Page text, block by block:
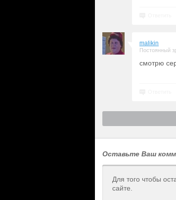
malikin
Постоянный
смотрю
Оставьте Ваш
Для того чтобы
сайте.